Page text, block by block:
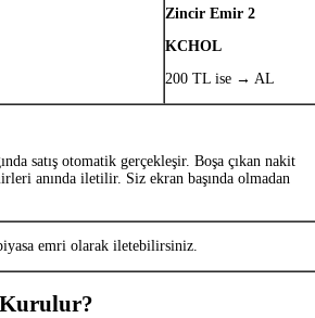
Zincir Emir 2
KCHOL
200 TL ise → AL
satış otomatik gerçekleşir. Boşa çıkan nakit
anında iletilir. Siz ekran başında olmadan
emri olarak iletebilirsiniz.
Kurulur?